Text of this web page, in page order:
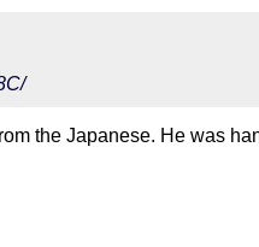
the Japanese. He was